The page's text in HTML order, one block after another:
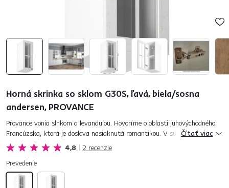
Horná skrinka so sklom G30S, ľavá, biela/sosna
andersen, PROVANCE
4,8 2 recenzie
Provance vonia slnkom a levanduľou. Hovoríme o oblasti juhovýchodného
Francúzska, ktorá je doslova nasiaknutá romantikou. V súčasnosti je
provensálsky štýl veľmi trendy. Ak aj vy rozmýšľate nad tým, ž...
Čítať viac
Prevedenie